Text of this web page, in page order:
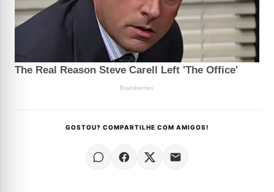
GOSTOU? COMPARTILHE COM AMIGOS!